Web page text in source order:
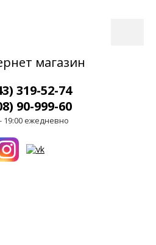
магазин
319-52-74
90-999-60
19:00 ежедневно